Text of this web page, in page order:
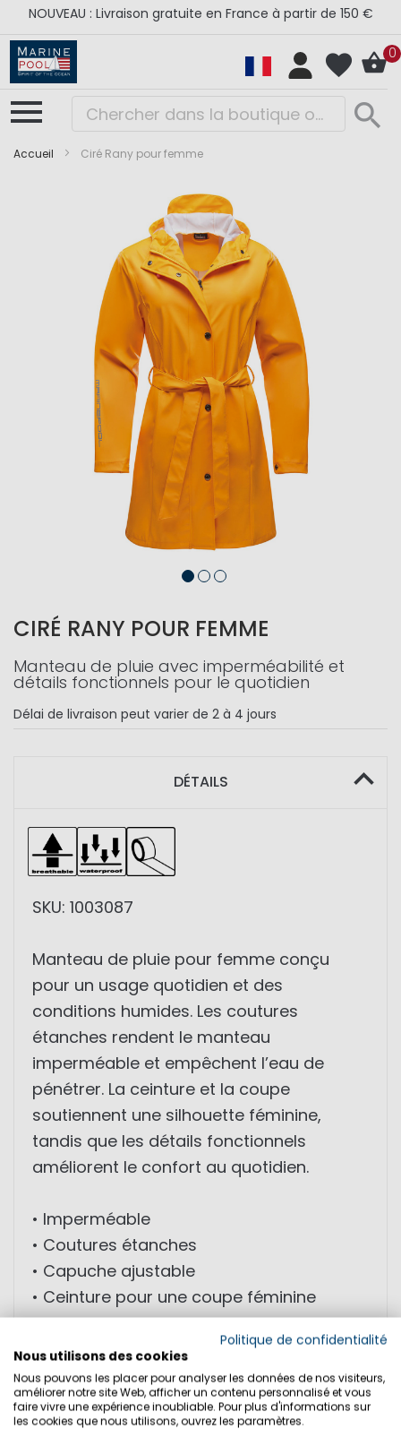
NOUVEAU : Livraison gratuite en France à partir de 150 €
0
Accueil Ciré Rany pour femme
CIRÉ RANY POUR FEMME
Manteau de pluie avec imperméabilité et
détails fonctionnels pour le quotidien
Délai de livraison peut varier de 2 à 4 jours
DÉTAILS
SKU: 1003087
Manteau de pluie pour femme conçu
pour un usage quotidien et des
conditions humides. Les coutures
étanches rendent le manteau
imperméable et empêchent l’eau de
pénétrer. La ceinture et la coupe
soutiennent une silhouette féminine,
tandis que les détails fonctionnels
améliorent le confort au quotidien.
• Imperméable
• Coutures étanches
• Capuche ajustable
• Ceinture pour une coupe féminine
MATIÈRE: 100% polyuréthane, dos 100%
polyester
Politique de confidentialité
Nous utilisons des cookies
Nous pouvons les placer pour analyser les données de nos visiteurs,
améliorer notre site Web, afficher un contenu personnalisé et vous
faire vivre une expérience inoubliable. Pour plus d'informations sur
les cookies que nous utilisons, ouvrez les paramètres.